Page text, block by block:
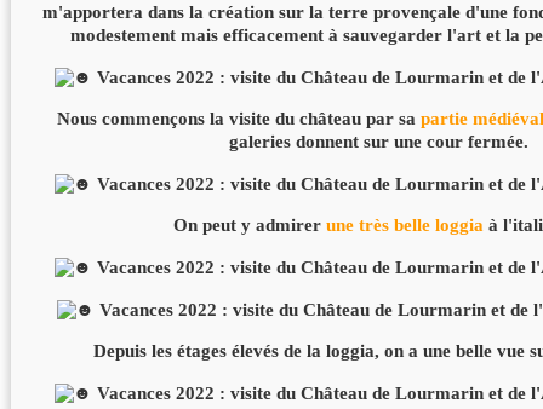
m'apportera dans la création sur la terre provençale d'une
modestement mais efficacement à sauvegarder l'art et la
Nous commençons la visite du château par sapartie
galeries donnent sur une cour fermée.
On peut y admirerune très belle loggia à
Depuis les étages élevés de la loggia, on a une belle vue